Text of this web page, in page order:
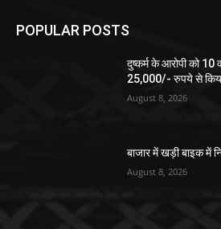
POPULAR POSTS
दुष्कर्म के आरोपी को 10
25,000/- रुपये से
August 8, 2026
बाजार में खड़ी बाइक में
August 8, 2026